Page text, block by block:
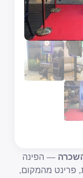
— הפינה
פרינט מהמקום,